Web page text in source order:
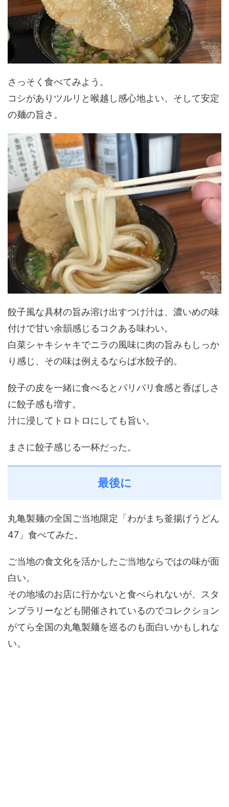
さっそく食べてみよう。
コシがありツルリと喉越し感心地よい、そして安定
の麺の旨さ。
餃子風な具材の旨み溶け出すつけ汁は、濃いめの味
付けで甘い余韻感じるコクある味わい。
白菜シャキシャキでニラの風味に肉の旨みもしっか
り感じ、その味は例えるならば水餃子的。
餃子の皮を一緒に食べるとパリパリ食感と香ばしさ
に餃子感も増す。
汁に浸してトロトロにしても旨い。
まさに餃子感じる一杯だった。
最後に
丸亀製麺の全国ご当地限定「わがまち釜揚げうどん
47」食べてみた。
ご当地の食文化を活かしたご当地ならではの味が面
白い。
その地域のお店に行かないと食べられないが、スタ
ンプラリーなども開催されているのでコレクション
がてら全国の丸亀製麺を巡るのも面白いかもしれな
い。